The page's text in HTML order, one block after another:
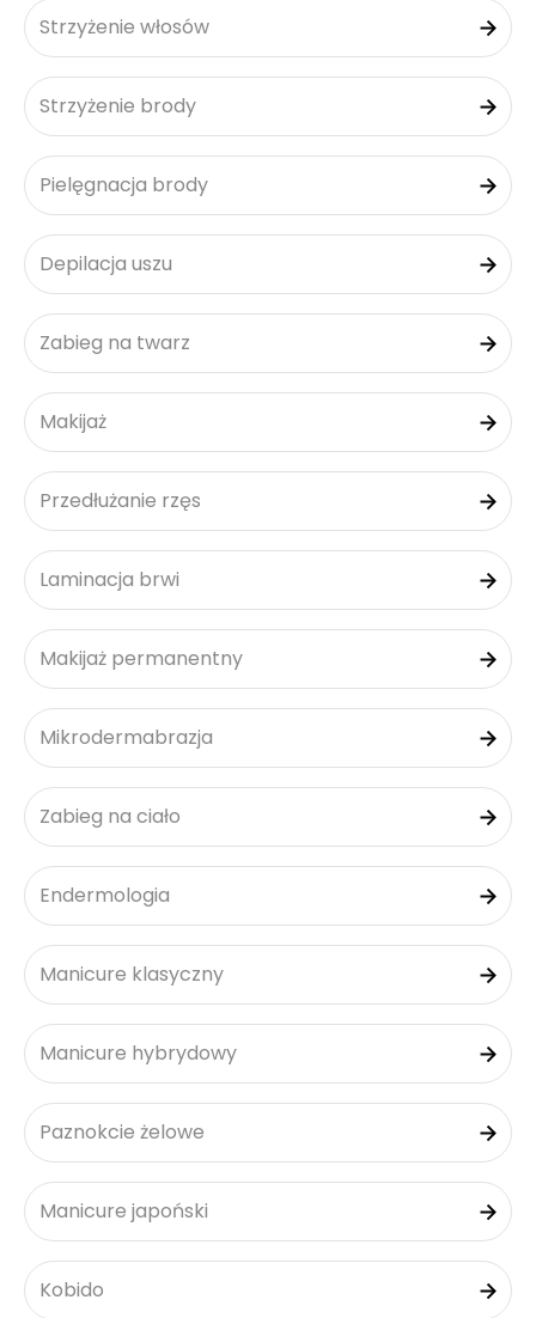
Strzyżenie włosów
Strzyżenie brody
Pielęgnacja brody
Depilacja uszu
Zabieg na twarz
Makijaż
Przedłużanie rzęs
Laminacja brwi
Makijaż permanentny
Mikrodermabrazja
Zabieg na ciało
Endermologia
Manicure klasyczny
Manicure hybrydowy
Paznokcie żelowe
Manicure japoński
Kobido